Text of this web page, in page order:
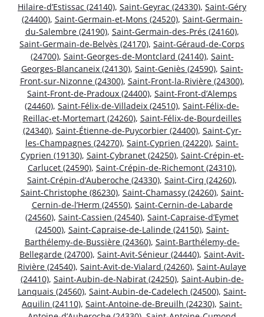
Hilaire-d’Estissac (24140), Saint-Geyrac (24330), Saint-Géry
(24400), Saint-Germain-et-Mons (24520), Saint-Germain-
du-Salembre (24190), Saint-Germain-des-Prés (24160),
Saint-Germain-de-Belvès (24170), Saint-Géraud-de-Corps
(24700), Saint-Georges-de-Montclard (24140), Saint-
Georges-Blancaneix (24130), Saint-Geniès (24590), Saint-
Front-sur-Nizonne (24300), Saint-Front-la-Rivière (24300),
Saint-Front-de-Pradoux (24400), Saint-Front-d’Alemps
(24460), Saint-Félix-de-Villadeix (24510), Saint-Félix-de-
Reillac-et-Mortemart (24260), Saint-Félix-de-Bourdeilles
(24340), Saint-Étienne-de-Puycorbier (24400), Saint-Cyr-
les-Champagnes (24270), Saint-Cyprien (24220), Saint-
Cyprien (19130), Saint-Cybranet (24250), Saint-Crépin-et-
Carlucet (24590), Saint-Crépin-de-Richemont (24310),
Saint-Crépin-d’Auberoche (24330), Saint-Cirq (24260),
Saint-Christophe (86230), Saint-Chamassy (24260), Saint-
Cernin-de-l’Herm (24550), Saint-Cernin-de-Labarde
(24560), Saint-Cassien (24540), Saint-Capraise-d’Eymet
(24500), Saint-Capraise-de-Lalinde (24150), Saint-
Barthélemy-de-Bussière (24360), Saint-Barthélemy-de-
Bellegarde (24700), Saint-Avit-Sénieur (24440), Saint-Avit-
Rivière (24540), Saint-Avit-de-Vialard (24260), Saint-Aulaye
(24410), Saint-Aubin-de-Nabirat (24250), Saint-Aubin-de-
Lanquais (24560), Saint-Aubin-de-Cadelech (24500), Saint-
Aquilin (24110), Saint-Antoine-de-Breuilh (24230), Saint-